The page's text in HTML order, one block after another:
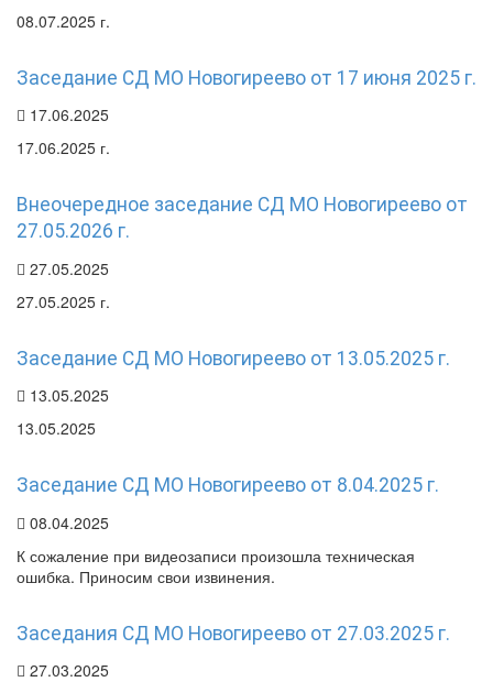
08.07.2025 г.
Заседание СД МО Новогиреево от 17 июня 2025 г.
17.06.2025
17.06.2025 г.
Внеочередное заседание СД МО Новогиреево от
27.05.2026 г.
27.05.2025
27.05.2025 г.
Заседание СД МО Новогиреево от 13.05.2025 г.
13.05.2025
13.05.2025
Заседание СД МО Новогиреево от 8.04.2025 г.
08.04.2025
К сожаление при видеозаписи произошла техническая
ошибка. Приносим свои извинения.
Заседания СД МО Новогиреево от 27.03.2025 г.
27.03.2025